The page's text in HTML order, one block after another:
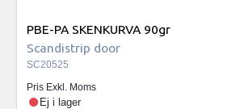
PBE-PA SKENKURVA 90gr
Scandistrip door
SC20525
Pris Exkl. Moms
Ej i lager